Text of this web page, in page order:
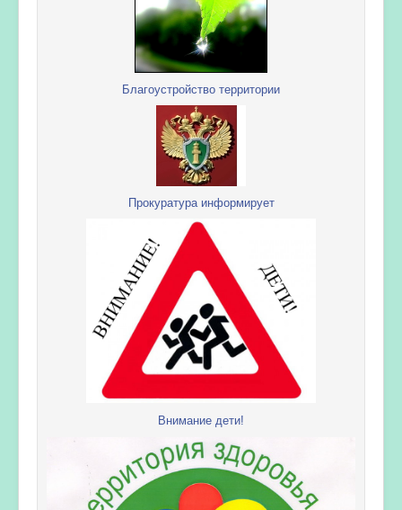
Благоустройство территории
Прокуратура информирует
Внимание дети!